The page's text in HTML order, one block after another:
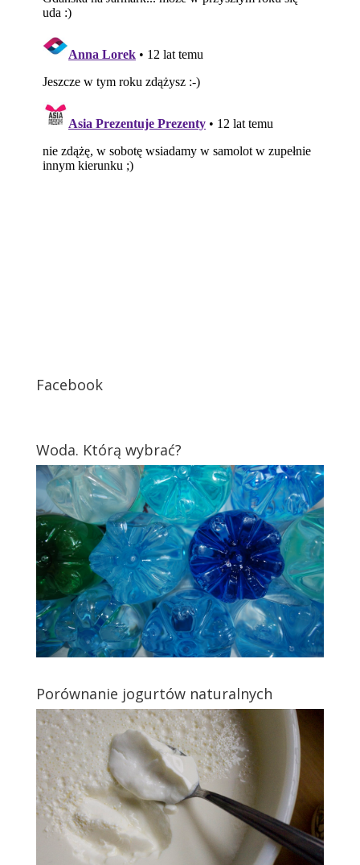
Facebook
Woda. Którą wybrać?
Porównanie jogurtów naturalnych